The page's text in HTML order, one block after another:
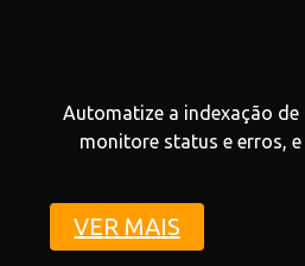
Automatize a indexação de
monitore status e erros, e
VER MAIS